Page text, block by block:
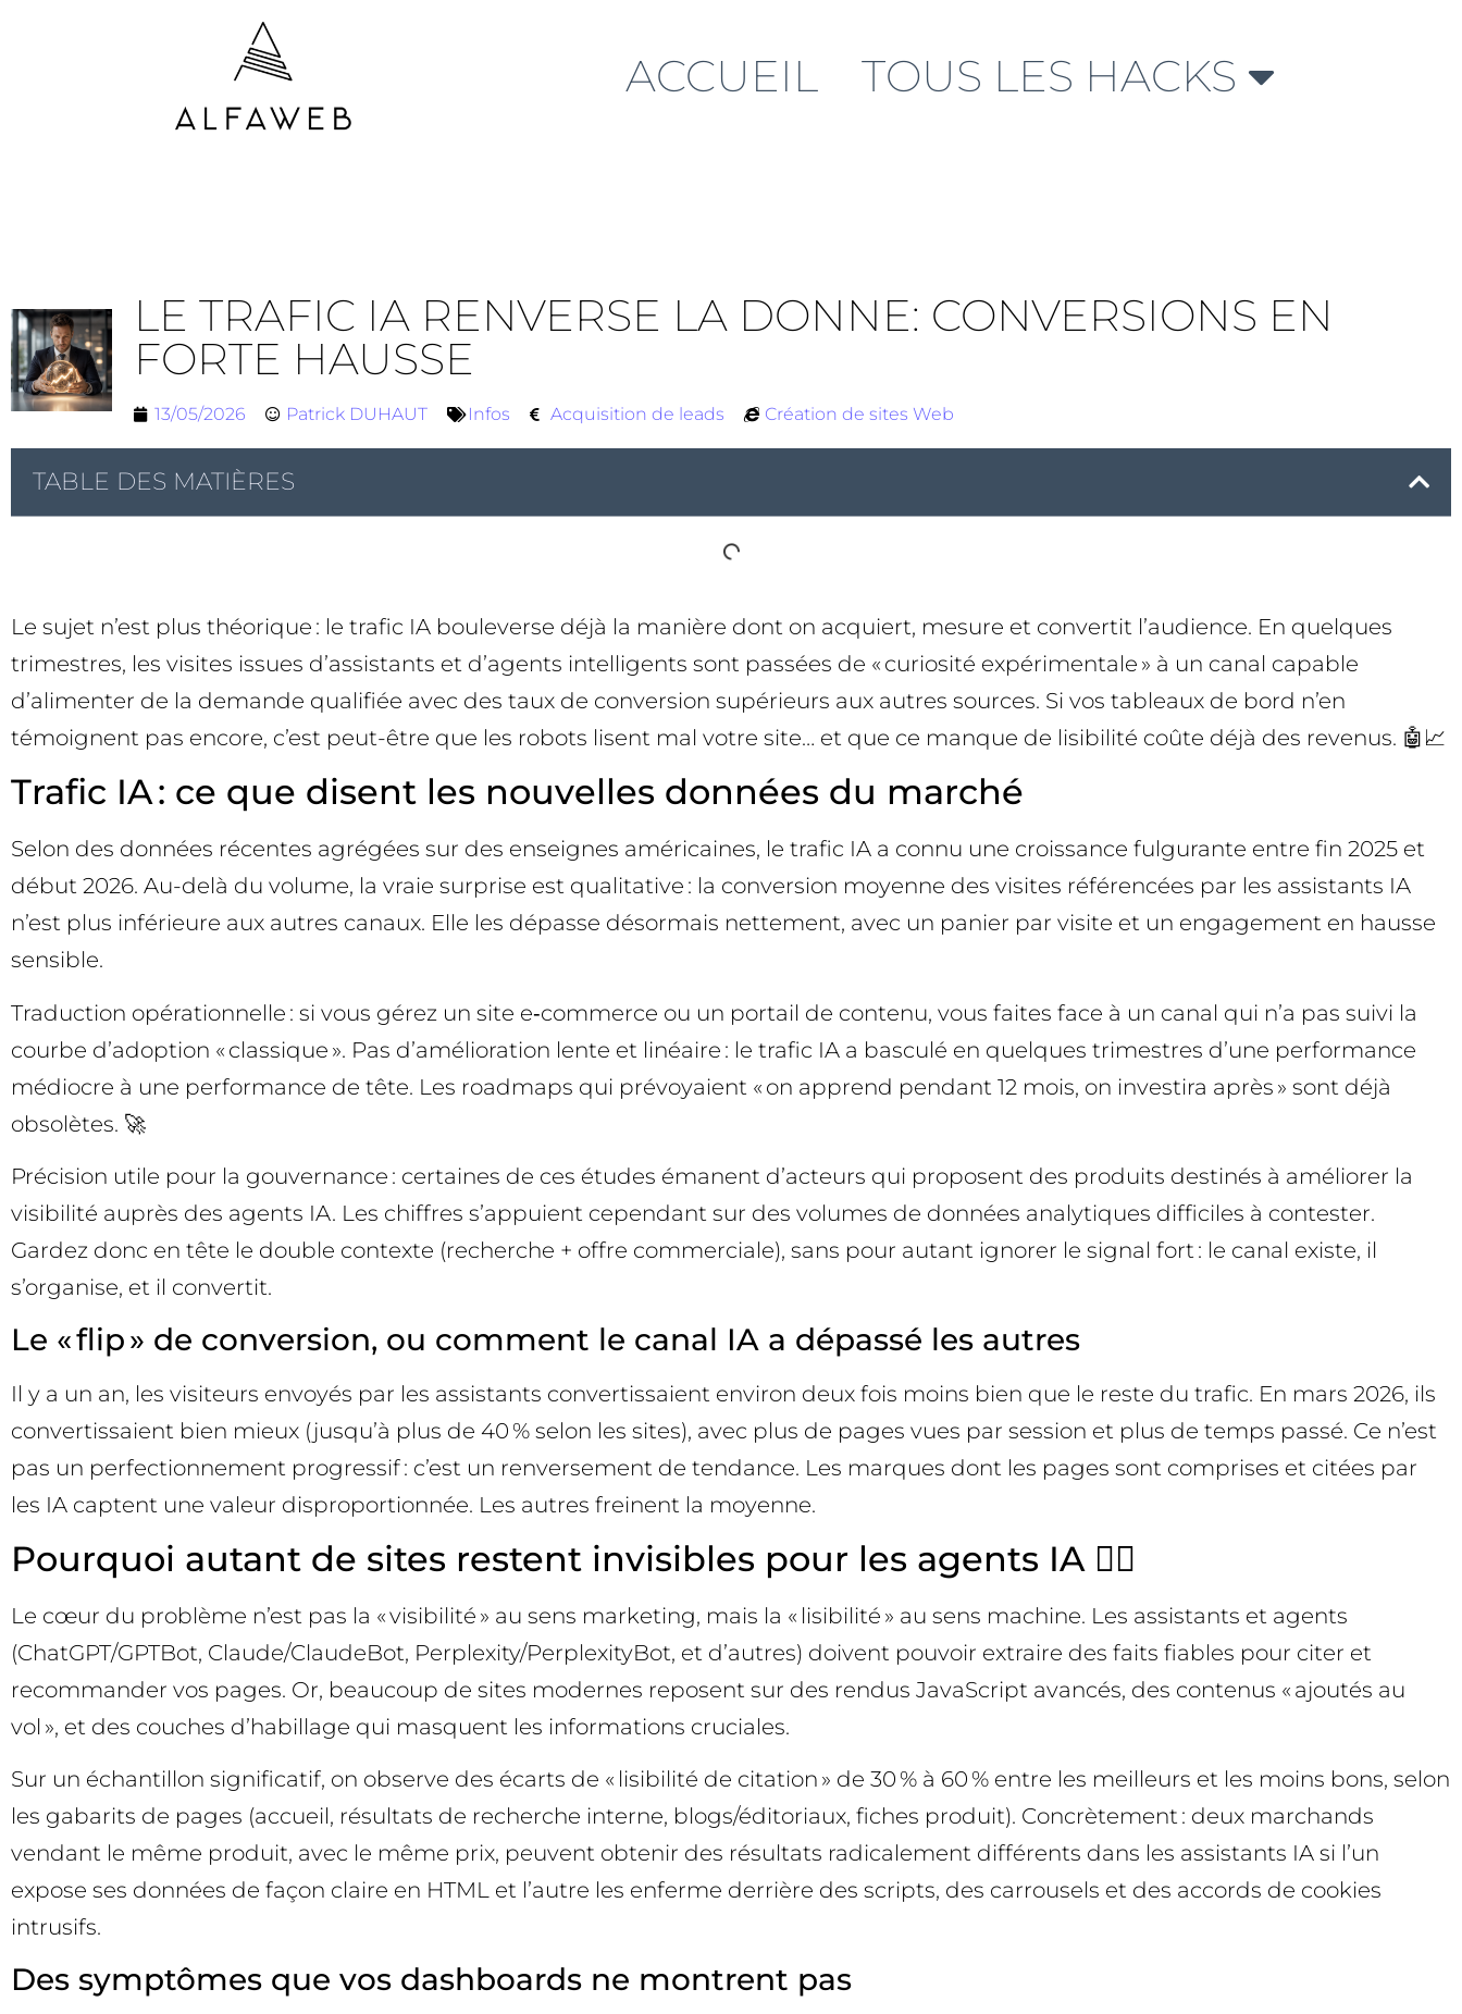
ACCUEIL TOUS LES HACKS
LE TRAFIC IA RENVERSE LA DONNE: CONVERSIONS EN
FORTE HAUSSE
13/05/2026 Patrick DUHAUT Infos Acquisition de leads Création de sites Web
TABLE DES MATIÈRES
Le sujet n’est plus théorique : le trafic IA bouleverse déjà la manière dont on acquiert, mesure et convertit l’audience. En quelques
trimestres, les visites issues d’assistants et d’agents intelligents sont passées de « curiosité expérimentale » à un canal capable
d’alimenter de la demande qualifiée avec des taux de conversion supérieurs aux autres sources. Si vos tableaux de bord n’en
témoignent pas encore, c’est peut-être que les robots lisent mal votre site… et que ce manque de lisibilité coûte déjà des revenus. 🤖📈
Trafic IA : ce que disent les nouvelles données du marché
Selon des données récentes agrégées sur des enseignes américaines, le trafic IA a connu une croissance fulgurante entre fin 2025 et
début 2026. Au-delà du volume, la vraie surprise est qualitative : la conversion moyenne des visites référencées par les assistants IA
n’est plus inférieure aux autres canaux. Elle les dépasse désormais nettement, avec un panier par visite et un engagement en hausse
sensible.
Traduction opérationnelle : si vous gérez un site e‑commerce ou un portail de contenu, vous faites face à un canal qui n’a pas suivi la
courbe d’adoption « classique ». Pas d’amélioration lente et linéaire : le trafic IA a basculé en quelques trimestres d’une performance
médiocre à une performance de tête. Les roadmaps qui prévoyaient « on apprend pendant 12 mois, on investira après » sont déjà
obsolètes. 🚀
Précision utile pour la gouvernance : certaines de ces études émanent d’acteurs qui proposent des produits destinés à améliorer la
visibilité auprès des agents IA. Les chiffres s’appuient cependant sur des volumes de données analytiques difficiles à contester.
Gardez donc en tête le double contexte (recherche + offre commerciale), sans pour autant ignorer le signal fort : le canal existe, il
s’organise, et il convertit.
Le « flip » de conversion, ou comment le canal IA a dépassé les autres
Il y a un an, les visiteurs envoyés par les assistants convertissaient environ deux fois moins bien que le reste du trafic. En mars 2026, ils
convertissaient bien mieux (jusqu’à plus de 40 % selon les sites), avec plus de pages vues par session et plus de temps passé. Ce n’est
pas un perfectionnement progressif : c’est un renversement de tendance. Les marques dont les pages sont comprises et citées par
les IA captent une valeur disproportionnée. Les autres freinent la moyenne.
Pourquoi autant de sites restent invisibles pour les agents IA 🕵️‍♂️
Le cœur du problème n’est pas la « visibilité » au sens marketing, mais la « lisibilité » au sens machine. Les assistants et agents
(ChatGPT/GPTBot, Claude/ClaudeBot, Perplexity/PerplexityBot, et d’autres) doivent pouvoir extraire des faits fiables pour citer et
recommander vos pages. Or, beaucoup de sites modernes reposent sur des rendus JavaScript avancés, des contenus « ajoutés au
vol », et des couches d’habillage qui masquent les informations cruciales.
Sur un échantillon significatif, on observe des écarts de « lisibilité de citation » de 30 % à 60 % entre les meilleurs et les moins bons, selon
les gabarits de pages (accueil, résultats de recherche interne, blogs/éditoriaux, fiches produit). Concrètement : deux marchands
vendant le même produit, avec le même prix, peuvent obtenir des résultats radicalement différents dans les assistants IA si l’un
expose ses données de façon claire en HTML et l’autre les enferme derrière des scripts, des carrousels et des accords de cookies
intrusifs.
Des symptômes que vos dashboards ne montrent pas